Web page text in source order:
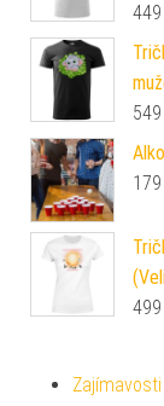
449
549
179
499
Zajímavosti